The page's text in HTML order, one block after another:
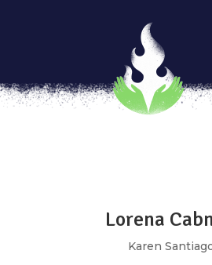
¡Por fin se
por Yunuhen
[vc_row
Lorena
Karen